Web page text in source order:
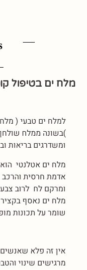
מלח ים בטיפול
למלח ים טבעי (
)בשונה ממלח
ומשדרגים בריאות
מלח ים אטלנטי
אדמת חרסית והרכב
ומרקם לח לרוב
מלח ים נאסף
שומר על תכונות
אין זה פלא
מרגישים שינוי